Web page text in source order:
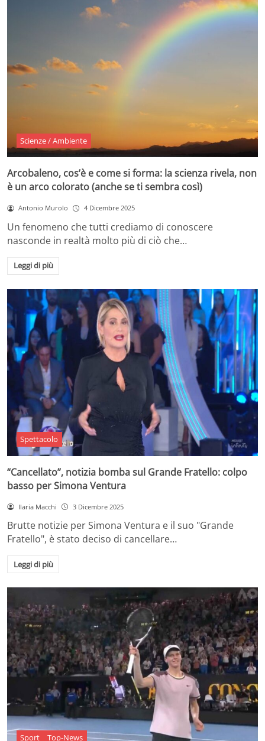
Scienze / Ambiente
Arcobaleno, cos’è e come si forma: la scienza rivela, non
è un arco colorato (anche se ti sembra così)
Antonio Murolo 4 Dicembre 2025
Un fenomeno che tutti crediamo di conoscere
nasconde in realtà molto più di ciò che…
Leggi di più
Spettacolo
“Cancellato”, notizia bomba sul Grande Fratello: colpo
basso per Simona Ventura
Ilaria Macchi 3 Dicembre 2025
Brutte notizie per Simona Ventura e il suo "Grande
Fratello", è stato deciso di cancellare…
Leggi di più
Sport Top-News